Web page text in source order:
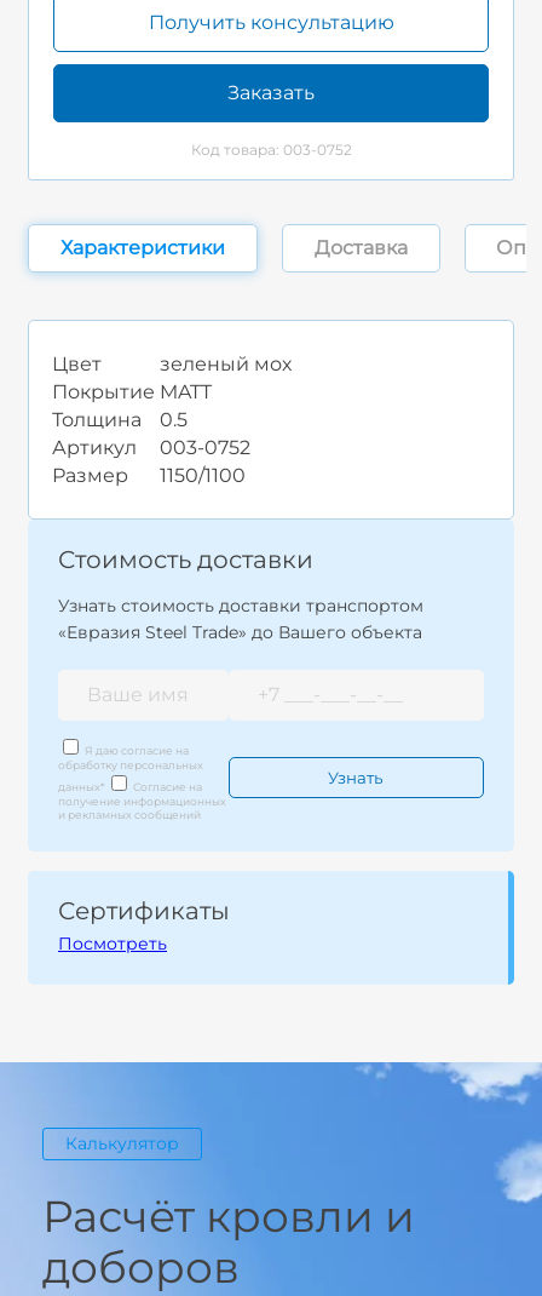
Получить консультацию
Заказать
Код товара: 003-0752
Характеристики Доставка
Цвет
зеленый мох
Покрытие MATT
Толщина
0.5
Артикул
003-0752
Размер
1150/1100
Стоимость доставки
Узнать стоимость доставки транспортом
«Евразия Steel Trade» до Вашего объекта
Я даю согласие на
обработку персональных
данных*
Согласие на
получение информационных
и рекламных сообщений
Сертификаты
Посмотреть
Калькулятор
Расчёт кровли и
доборов